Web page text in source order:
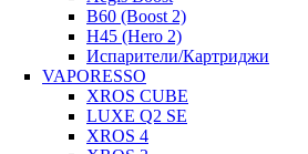
B60 (Boost 2)
H45 (Hero 2)
Испарители/Картриджи
VAPORESSO
XROS CUBE
LUXE Q2 SE
XROS 4